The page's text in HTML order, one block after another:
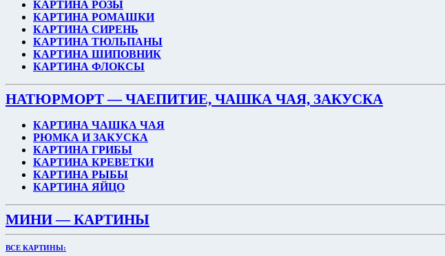
КАРТИНА РОЗЫ
КАРТИНА РОМАШКИ
КАРТИНА СИРЕНЬ
КАРТИНА ТЮЛЬПАНЫ
КАРТИНА ШИПОВНИК
КАРТИНА ФЛОКСЫ
НАТЮРМОРТ — ЧАЕПИТИЕ, ЧАШКА ЧАЯ, ЗАКУСКА
КАРТИНА ЧАШКА ЧАЯ
РЮМКА И ЗАКУСКА
КАРТИНА ГРИБЫ
КАРТИНА КРЕВЕТКИ
КАРТИНА РЫБЫ
КАРТИНА ЯЙЦО
МИНИ — КАРТИНЫ
ВСЕ КАРТИНЫ: